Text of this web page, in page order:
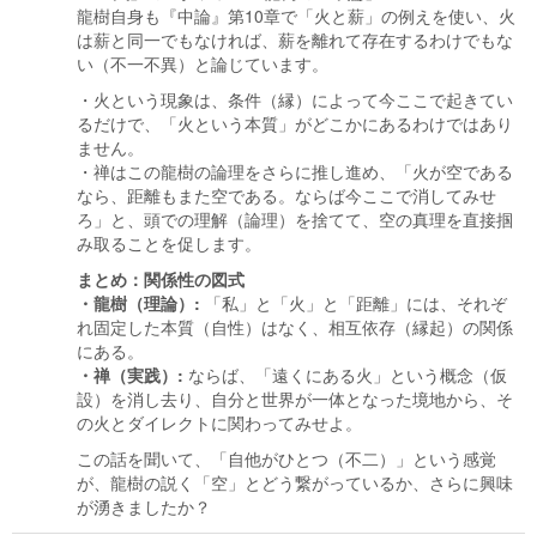
龍樹自身も『中論』第10章で「火と薪」の例えを使い、火
は薪と同一でもなければ、薪を離れて存在するわけでもな
い（不一不異）と論じています。
・火という現象は、条件（縁）によって今ここで起きてい
るだけで、「火という本質」がどこかにあるわけではあり
ません。
・禅はこの龍樹の論理をさらに推し進め、「火が空である
なら、距離もまた空である。ならば今ここで消してみせ
ろ」と、頭での理解（論理）を捨てて、空の真理を直接掴
み取ることを促します。
まとめ：関係性の図式
・龍樹（理論）: 「私」と「火」と「距離」には、それぞ
れ固定した本質（自性）はなく、相互依存（縁起）の関係
にある。
・禅（実践）: ならば、「遠くにある火」という概念（仮
設）を消し去り、自分と世界が一体となった境地から、そ
の火とダイレクトに関わってみせよ。
この話を聞いて、「自他がひとつ（不二）」という感覚
が、龍樹の説く「空」とどう繋がっているか、さらに興味
が湧きましたか？